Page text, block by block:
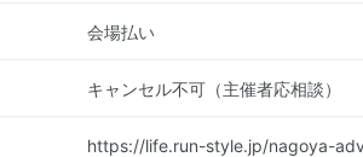
会場払い
キャンセル不可（主催者応相談）
https://life.run-style.jp/nagoya-